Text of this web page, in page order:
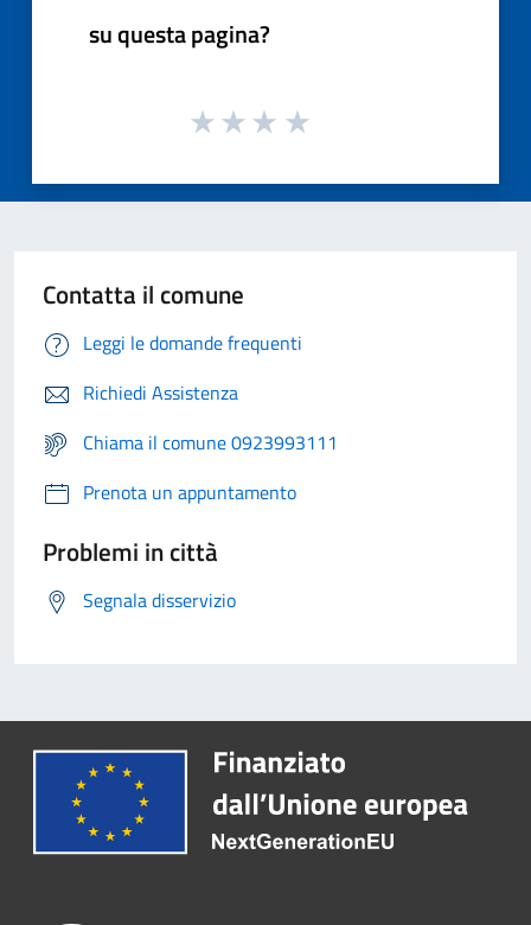
su questa pagina?
Contatta il comune
Leggi le domande frequenti
Richiedi Assistenza
Chiama il comune 0923993111
Prenota un appuntamento
Problemi in città
Segnala disservizio